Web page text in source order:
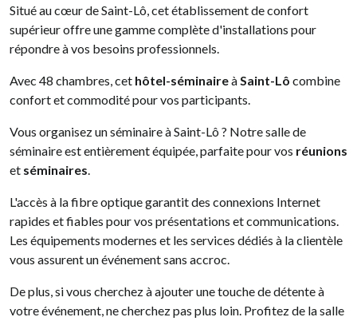
Situé au cœur de Saint-Lô, cet établissement de confort
supérieur offre une gamme complète d'installations pour
répondre à vos besoins professionnels.
Avec 48 chambres, cet hôtel-séminaireàSaint-Lô combine
confort et commodité pour vos participants.
Vous organisez un séminaire à Saint-Lô ? Notre salle de
séminaire est entièrement équipée, parfaite pour vos réunions
et séminaires.
L'accès à la fibre optique garantit des connexions Internet
rapides et fiables pour vos présentations et communications.
Les équipements modernes et les services dédiés à la clientèle
vous assurent un événement sans accroc.
De plus, si vous cherchez à ajouter une touche de détente à
votre événement, ne cherchez pas plus loin. Profitez de la salle